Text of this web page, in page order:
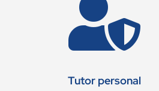

Tutor personal